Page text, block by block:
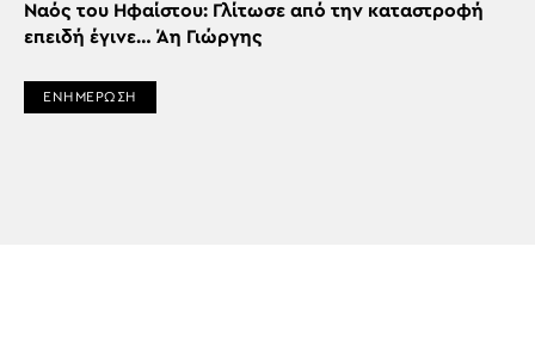
Ναός του Ηφαίστου: Γλίτωσε από την καταστροφή
επειδή έγινε… Άη Γιώργης
ΕΝΗΜΕΡΩΣΗ